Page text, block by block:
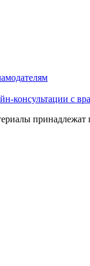
консультации с
принадлежат